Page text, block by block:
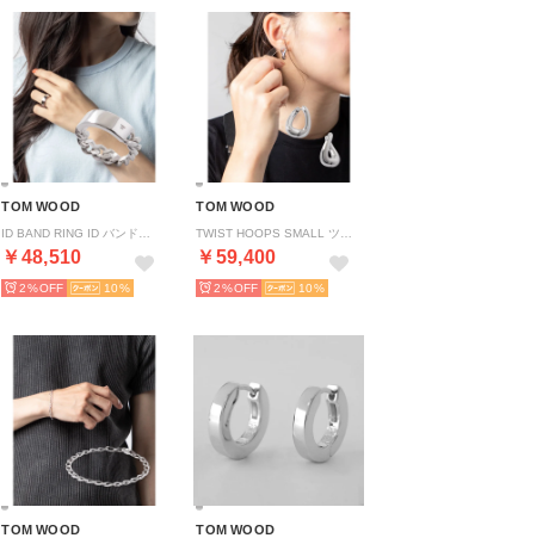
TOM WOOD
￥48,510
2% 10
TOM WOOD
￥59,400
2% 10
TOM WOOD TOM WOOD